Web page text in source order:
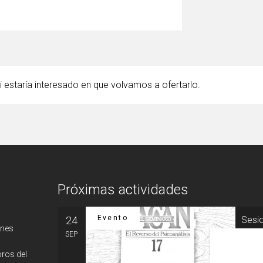
estaría interesado en que volvamos a ofertarlo.
del
Próximas actividades
24
SEP
Evento